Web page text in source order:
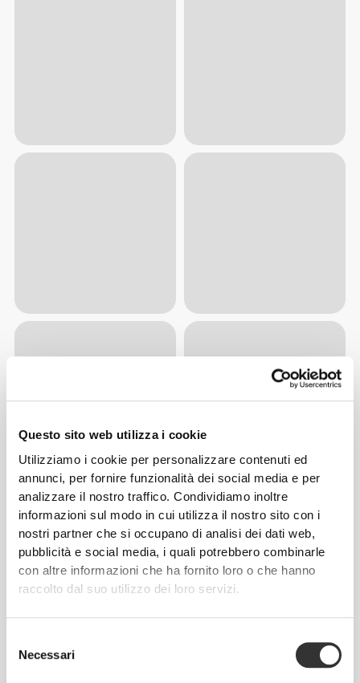
Questo sito web utilizza i cookie
Utilizziamo i cookie per personalizzare contenuti ed
annunci, per fornire funzionalità dei social media e per
analizzare il nostro traffico. Condividiamo inoltre
informazioni sul modo in cui utilizza il nostro sito con i
nostri partner che si occupano di analisi dei dati web,
pubblicità e social media, i quali potrebbero combinarle
con altre informazioni che ha fornito loro o che hanno
raccolto dal suo utilizzo dei loro servizi.
delNecessari